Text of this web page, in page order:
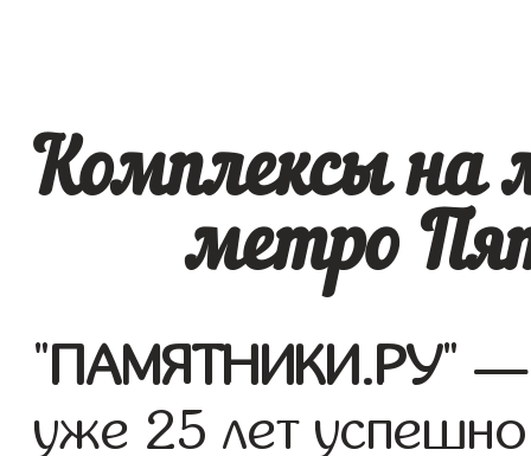
Комплексы на
метро
"ПАМЯТНИКИ.РУ" —
уже 25 лет